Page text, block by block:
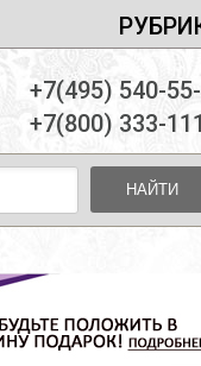
+7(495) 540-
+7(800) 333-
НАЙТИ